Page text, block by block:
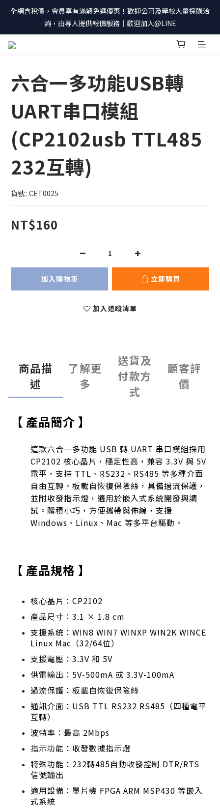
全網含稅價，會員享有滿額免運優惠！歡迎公司及學校大量採購洽
詢，由專人提供報價服務｜歡迎加入@LINE
六合一多功能USB轉
UART串口模組
(CP2102usb TTL485
232互轉)
貨號 : CET0025
NT$160
加入購物車 立即購買
加入追蹤清單
商品描
述
了解更
多
送貨及
付款方
式
顧客評
價
【 產品簡介 】
這款六合一多功能 USB 轉 UART 串口模組採用
CP2102 核心晶片，穩定性高，兼容 3.3V 與 5V
電平，支持 TTL、RS232、RS485 等多種介面
自由互轉。板載自恢復保險絲，具備過流保護，
並附收發指示燈，適用於嵌入式系統開發與調
試。體積小巧，方便攜帶與佈線，支援
Windows、Linux、Mac 等多平台驅動。
【 產品規格 】
核心晶片：CP2102
產品尺寸：3.1 × 1.8 cm
支援系統：WIN8 WIN7 WINXP WIN2K WINCE
Linux Mac（32/64位）
支援電壓：3.3V 和 5V
供電輸出：5V-500mA 或 3.3V-100mA
過流保護：板載自恢復保險絲
通訊介面：USB TTL RS232 RS485（四種電平
互轉）
波特率：最高 2Mbps
指示功能：收發數據指示燈
特殊功能：232轉485自動收發控制 DTR/RTS
信號輸出
適用設備：單片機 FPGA ARM MSP430 等嵌入
式系統